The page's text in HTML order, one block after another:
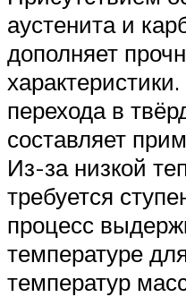
аустенита и
дополняет
перехода в
составляет
Из-за низкой
требуется
процесс
температуре
температур